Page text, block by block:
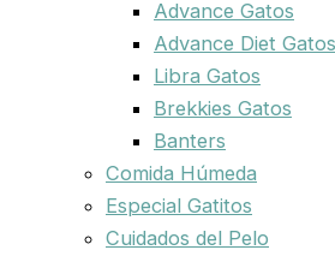
Advance Gatos
Advance Diet Gatos
Libra Gatos
Brekkies Gatos
Banters
Comida Húmeda
Especial Gatitos
Cuidados del Pelo